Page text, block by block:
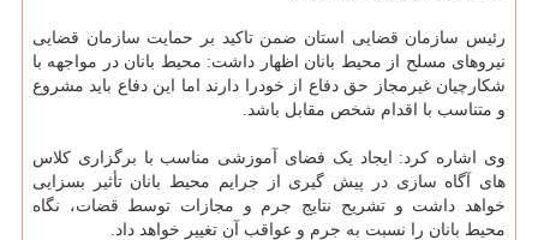
رئیس سازمان قضایی استان ضمن تاکید بر حمایت سازمان قضایی
نیروهای مسلح از محیط بانان اظهار داشت: محیط بانان در مواجهه با
شکارچیان غیرمجاز حق دفاع از خودرا دارند اما این دفاع باید مشروع
و متناسب با اقدام شخص مقابل باشد.
وی اشاره کرد: ایجاد یک فضای آموزشی مناسب با برگزاری کلاس
های آگاه سازی در پیش گیری از جرایم محیط بانان تأثیر بسزایی
خواهد داشت و تشریح نتایج جرم و مجازات توسط قضات، نگاه
محیط بانان را نسبت به جرم و عواقب آن تغییر خواهد داد.